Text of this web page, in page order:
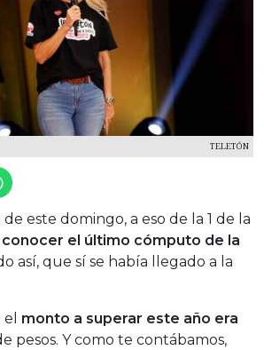
TELETÓN
este domingo, a eso de la 1 de la
conocer el último cómputo de la
así, que sí se había llegado a la
monto a superar este año era
pesos. Y como te contábamos,